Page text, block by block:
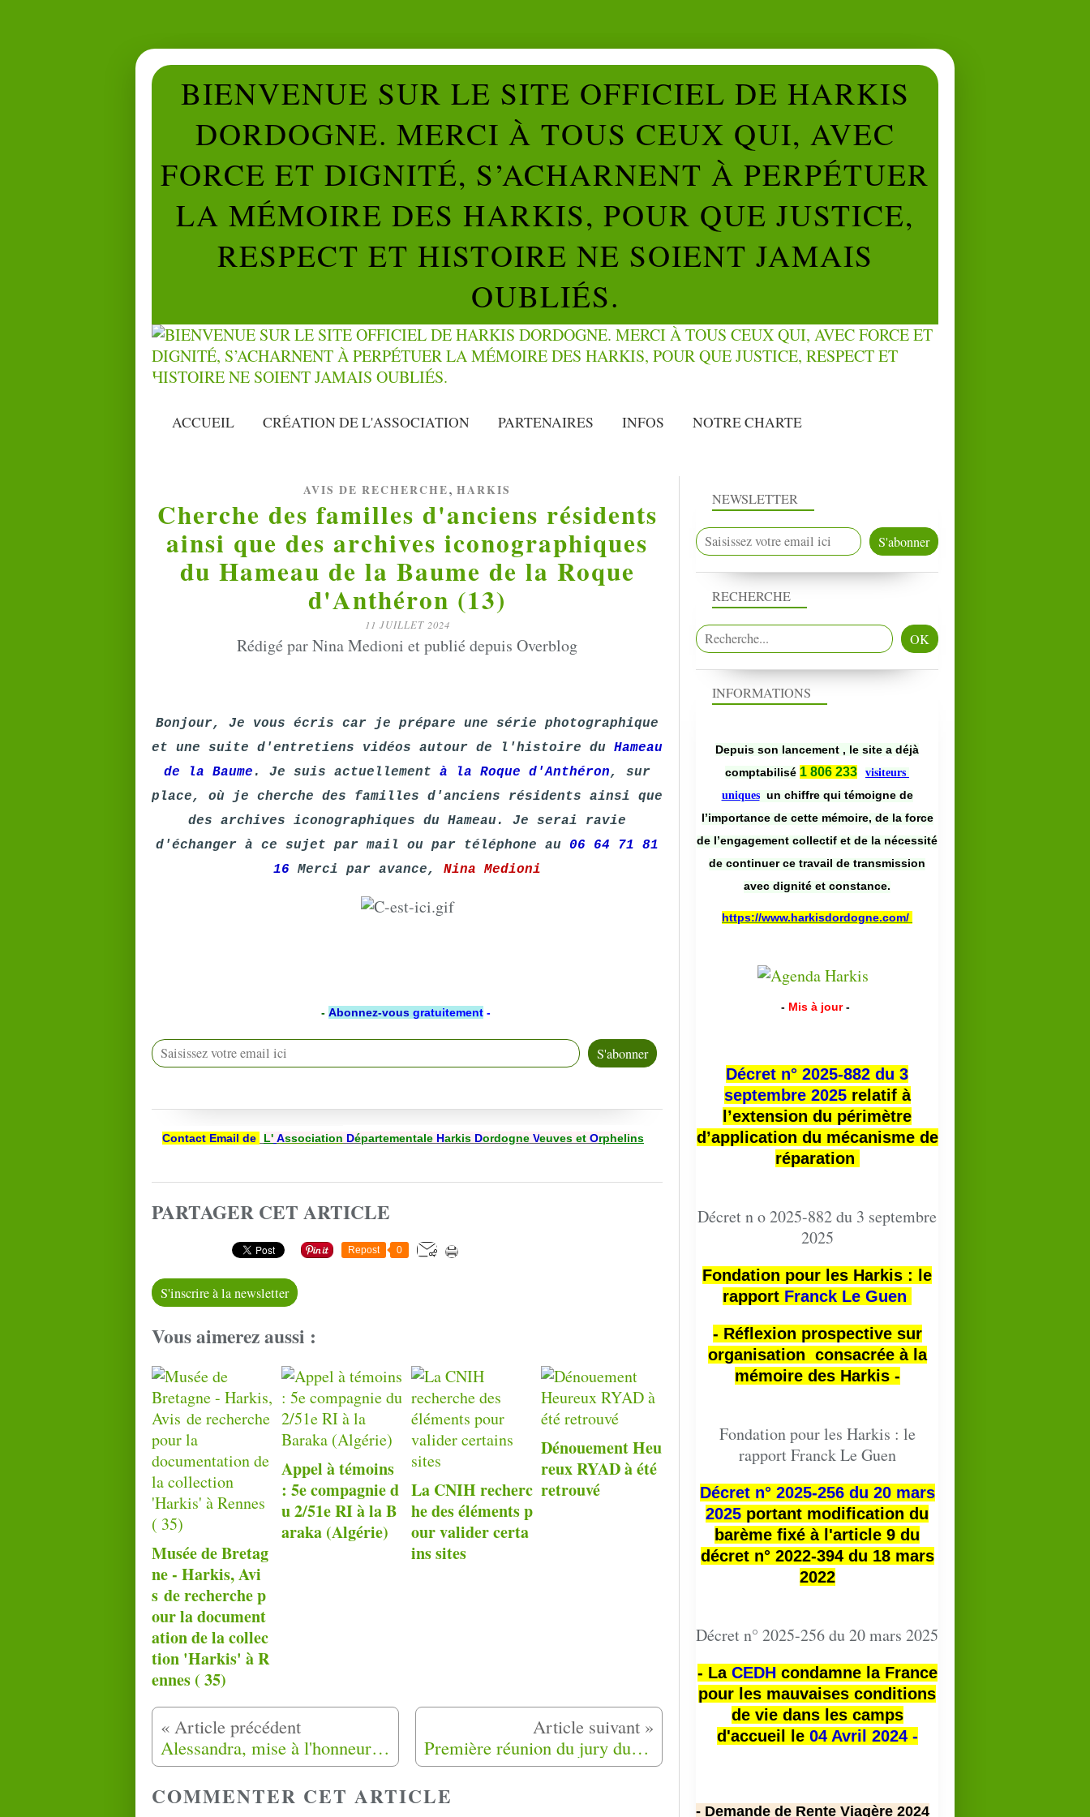
BIENVENUE SUR LE SITE OFFICIEL DE HARKIS
DORDOGNE. MERCI À TOUS CEUX QUI, AVEC
FORCE ET DIGNITÉ, S’ACHARNENT À PERPÉTUER
LA MÉMOIRE DES HARKIS, POUR QUE JUSTICE,
RESPECT ET HISTOIRE NE SOIENT JAMAIS
OUBLIÉS.
ACCUEIL CRÉATION DE L'ASSOCIATION PARTENAIRES INFOS NOTRE CHARTE
AVIS DE RECHERCHE, HARKIS
Cherche des familles d'anciens résidents
ainsi que des archives iconographiques
du Hameau de la Baume de la Roque
d'Anthéron (13)
11 JUILLET 2024
Rédigé par Nina Medioni et publié depuis Overblog
Bonjour, Je vous écris car je prépare une série photographique
et une suite d'entretiens vidéos autour de l'histoire du Hameau
de la Baume . Je suis actuellement à la Roque d'Anthéron, sur
place, où je cherche des familles d'anciens résidents ainsi que
des archives iconographiques du Hameau. Je serai ravie
d'échanger à ce sujet par mail ou par téléphone au 06 64 71 81
16 Merci par avance, Nina Medioni
- Abonnez-vous gratuitement -
Contact Email de L' Association Départementale Harkis Dordogne Veuves et Orphelins
PARTAGER CET ARTICLE
Repost 0
S'inscrire à la newsletter
Vous aimerez aussi :
Musée de Bretag
ne - Harkis, Avi
s de recherche p
our la document
ation de la collec
tion 'Harkis' à R
ennes ( 35)
Appel à témoins
: 5e compagnie d
u 2/51e RI à la B
araka (Algérie)
La CNIH recherc
he des éléments p
our valider certa
ins sites
Dénouement Heu
reux RYAD à été
retrouvé
Alessandra, mise à l'honneur par les Harkis des Alpes-Maritimes (06) Première réunion du jury du prix général Meyer / CNIH 2024
COMMENTER CET ARTICLE
NEWSLETTER
RECHERCHE
INFORMATIONS
Depuis son lancement , le site a déjà
comptabilisé 1 806 233
visiteurs
uniques un chiffre qui témoigne de
l’importance de cette mémoire, de la force
de l’engagement collectif et de la nécessité
de continuer ce travail de transmission
avec dignité et constance.
https://www.harkisdordogne.com/
- Mis à jour -
Décret n° 2025-882 du 3
septembre 2025relatif à
l’extension du périmètre
d’application du mécanisme de
réparation
Décret n o 2025-882 du 3 septembre
2025
Fondation pour les Harkis : le
rapport Franck Le Guen
- Réflexion prospective sur
organisation consacrée à la
mémoire des Harkis -
Fondation pour les Harkis : le
rapport Franck Le Guen
Décret n° 2025-256 du 20 mars
2025 portant modification du
barème fixé à l'article 9 du
décret n° 2022-394 du 18 mars
2022
Décret n° 2025-256 du 20 mars 2025
- La CEDHcondamne la France
pour les mauvaises conditions
de vie dans les camps
d'accueil le 04 Avril 2024 -
- Demande de Rente Viagère 2024